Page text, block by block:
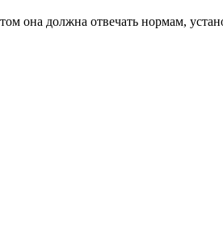
она должна отвечать нормам,